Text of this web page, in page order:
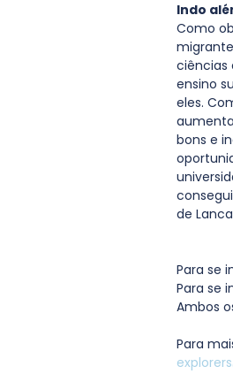
Indo
Como
ciências
ensino
eles.
bons e
de
Para se
Para se
Ambos
Para